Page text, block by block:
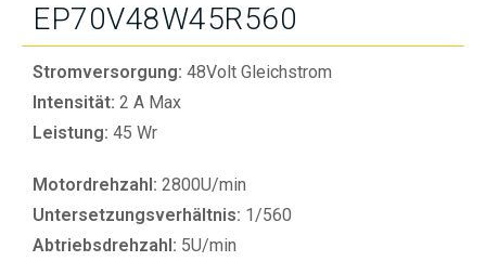
EP70V48W45R560
Stromversorgung: 48Volt Gleichstrom
Intensität: 2 A Max
Leistung: 45 Wr
Motordrehzahl: 2800U/min
Untersetzungsverhältnis: 1/560
Abtriebsdrehzahl: 5U/min